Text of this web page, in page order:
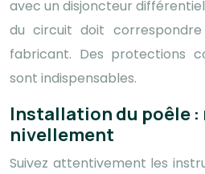
avec un disjoncteur
du circuit doit
fabricant. Des protections
sont indispensables.
Installation du poêle :
nivellement
Suivez attentivement les